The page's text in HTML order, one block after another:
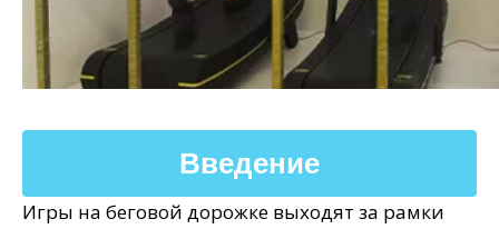
Введение
Игры на беговой дорожке выходят за рамки